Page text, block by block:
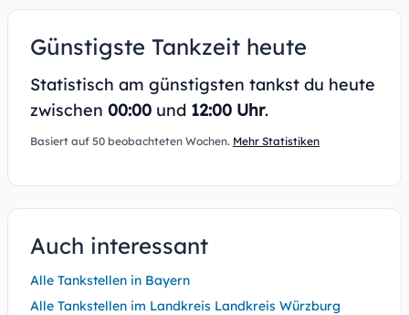
Günstigste Tankzeit heute
Statistisch am günstigsten tankst du heute
zwischen 00:00 und 12:00 Uhr.
Basiert auf 50 beobachteten Wochen. Mehr Statistiken
Auch interessant
Alle Tankstellen in Bayern
Alle Tankstellen im Landkreis Landkreis Würzburg